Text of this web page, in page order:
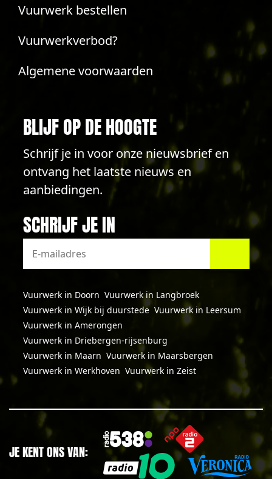
Vuurwerk bestellen
Vuurwerkverbod?
Algemene voorwaarden
BLIJF OP DE HOOGTE
Schrijf je in voor onze nieuwsbrief en
ontvang het laatste nieuws en
aanbiedingen.
SCHRIJF JE IN
Vuurwerk in Doorn Vuurwerk in Langbroek
Vuurwerk in Wijk bij duurstede Vuurwerk in Leersum
Vuurwerk in Amerongen
Vuurwerk in Driebergen-rijsenburg
Vuurwerk in Maarn Vuurwerk in Maarsbergen
Vuurwerk in Werkhoven Vuurwerk in Zeist
JE KENT ONS VAN: